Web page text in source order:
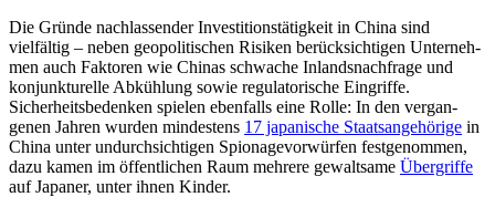
Die Gründe nachlassender Investitions­tätigkeit in China sind
vielfältig – neben geo­poli­tischen Risiken berücksichtigen Unter­neh­
men auch Faktoren wie Chinas schwache Inlandsnachfrage und
kon­junk­turelle Abkühlung sowie regu­la­torische Ein­griffe.
Sicherheitsbedenken spielen ebenfalls eine Rolle: In den ver­gan­
genen Jahren wurden min­destens 17 japa­nische Staatsangehörige in
China unter undurchsichtigen Spionagevorwürfen fest­genom­men,
dazu kamen im öffentlichen Raum mehrere gewaltsame Übergriffe
auf Japa­ner, unter ihnen Kinder.